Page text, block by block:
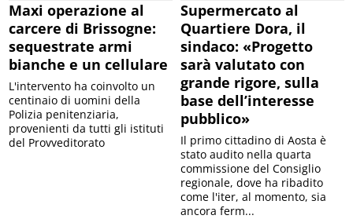
Maxi operazione al
carcere di Brissogne:
sequestrate armi
bianche e un cellulare
L'intervento ha coinvolto un
centinaio di uomini della
Polizia penitenziaria,
provenienti da tutti gli istituti
del Provveditorato
Supermercato al
Quartiere Dora, il
sindaco: «Progetto
sarà valutato con
grande rigore, sulla
base dell’interesse
pubblico»
Il primo cittadino di Aosta è
stato audito nella quarta
commissione del Consiglio
regionale, dove ha ribadito
come l'iter, al momento, sia
ancora ferm...